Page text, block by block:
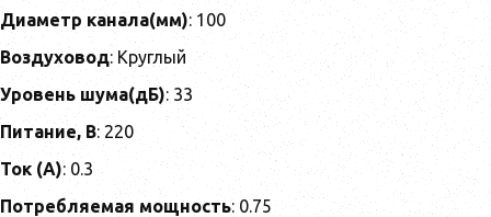
Диаметр канала(мм): 100
Воздуховод: Круглый
Уровень шума(дБ): 33
Питание, В: 220
Ток (А): 0.3
Потребляемая мощность: 0.75